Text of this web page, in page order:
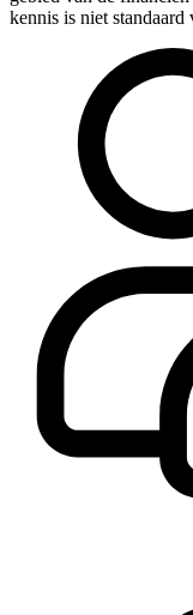
kennis is niet